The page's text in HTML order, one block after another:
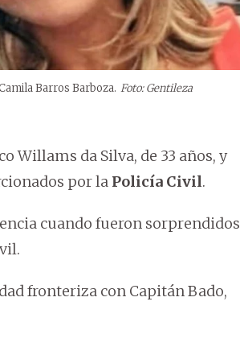
Barros Barboza. Foto: Gentileza
Willams da Silva, de 33 años, y
por la Policía Civil.
cuando fueron sorprendidos
fronteriza con Capitán Bado,